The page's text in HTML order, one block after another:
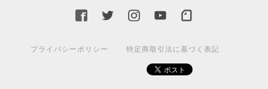
プライバシーポリシー 特定商取引法に基づく表記